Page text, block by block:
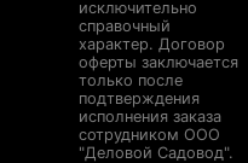
исключительно
справочный
характер. Договор
оферты заключается
только после
подтверждения
исполнения заказа
сотрудником ООО
"Деловой Садовод".